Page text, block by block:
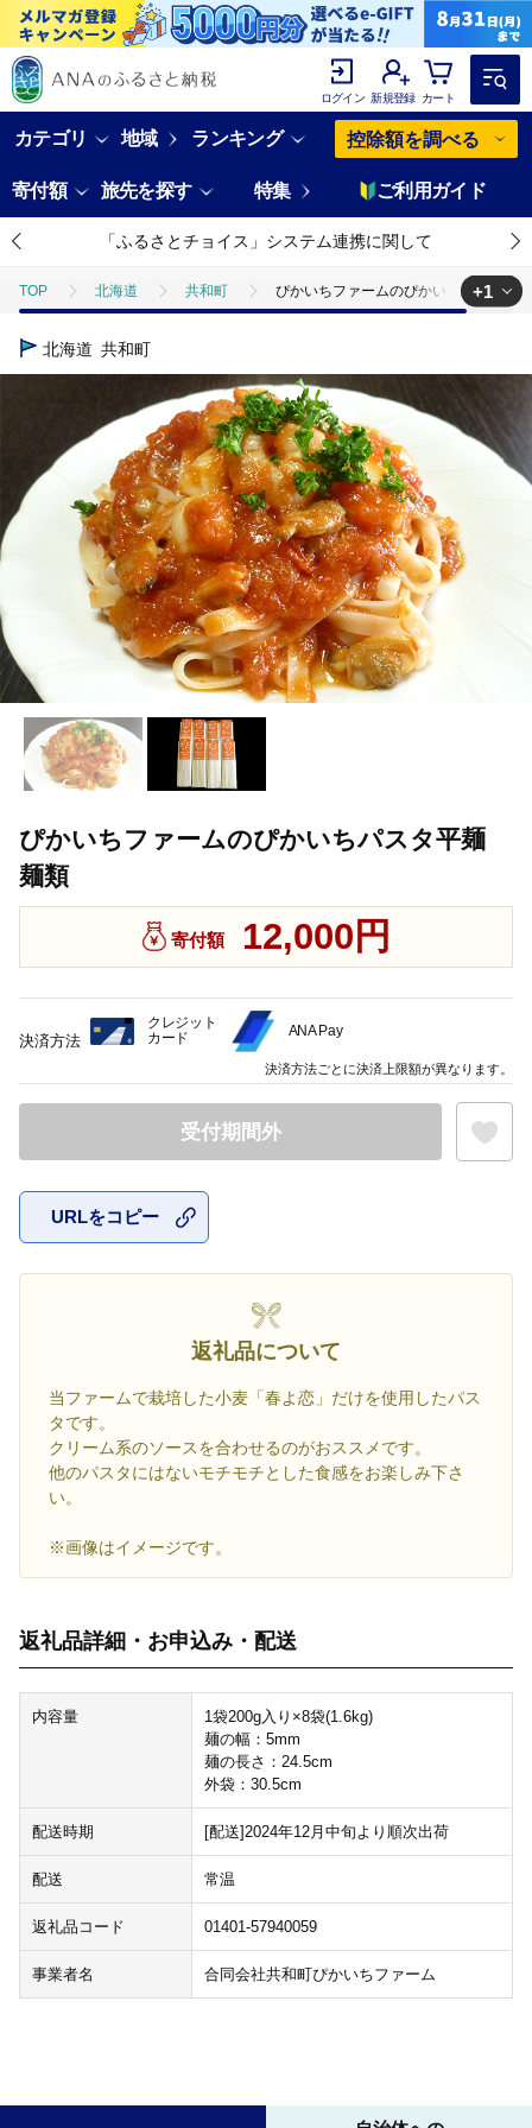
ログイン 新規登録 カート
カテゴリ 地域 ランキング 控除額を調べる
寄付額 旅先を探す 特集 ご利用ガイド
「ふるさとチョイス」システム連携に関して
TOP 北海道 共和町 ぴかいちファームのぴかいちパスタ平
TOP
+1
北海道 共和町
ぴかいちファームのぴかいちパスタ平麺
麺類
寄付額 12,000円
受付期間外
URLをコピー
返礼品について
当ファームで栽培した小麦「春よ恋」だけを使用したパス
タです。
クリーム系のソースを合わせるのがおススメです。
他のパスタにはないモチモチとした食感をお楽しみ下さ
い。
※画像はイメージです。
返礼品詳細・お申込み・配送
内容量
1袋200g入り×8袋(1.6kg)
麺の幅：5mm
麺の長さ：24.5cm
外袋：30.5cm
配送時期 [配送]2024年12月中旬より順次出荷
配送 常温
返礼品コード 01401-57940059
事業者名 合同会社共和町ぴかいちファーム
決済方法
クレジット
カード
ANA Pay
決済方法ごとに決済上限額が異なります。